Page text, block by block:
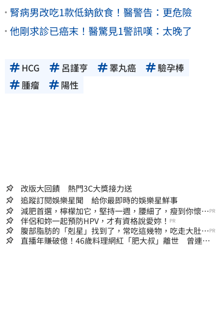
腎病男改吃1款低鈉飲食！醫警告：更危險
他剛求診已癌末！醫驚見1警訊嘆：太晚了
HCG 呂謹亨 睪丸癌
驗孕棒
腫瘤
陽性
改版大回饋 熱門3C大獎接力送
追蹤訂閱娛樂星聞 給你最即時的娛樂星鮮事
減肥首選，檸檬加它，堅持一週，腰細了，瘦到你懷疑
人生
PR
伴侶和妳一起預防HPV，才有資格說愛妳！ PR
腹部脂肪的「剋星」找到了，常吃這幾物，吃走大肚
囊，瘦出小蠻腰
PR
直播年賺破億！46歲料理網紅「肥大叔」離世 曾連播